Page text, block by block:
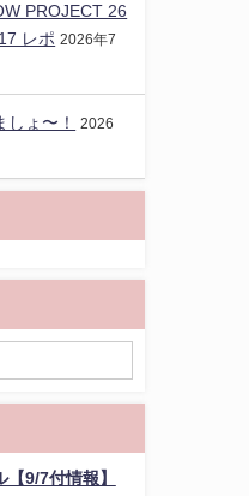
PROJECT 26
レポ 2026年7
ょ〜！
2026
9/7付情報】